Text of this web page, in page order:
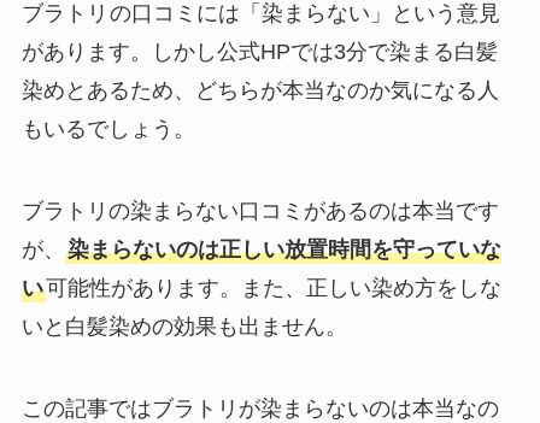
ブラトリ の口コミには「染まらない」という意見
があります。しかし公式HPでは3分で染まる白髪
染めとあるため、どちらが本当なのか気になる人
もいるでしょう。
ブラトリの染まらない口コミがあるのは本当です
が、 染まらないのは正しい放置時間を守っていな
い可能性があります。また、正しい染め方をしな
いと白髪染めの効果も出ません。
この記事ではブラトリが染まらないのは本当なの